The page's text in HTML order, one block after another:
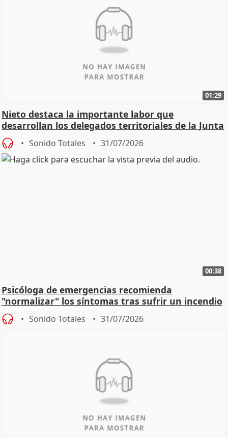
01:29
Nieto destaca la importante labor que
desarrollan los delegados territoriales de la Junta
Sonido Totales 31/07/2026
00:38
Psicóloga de emergencias recomienda
"normalizar" los síntomas tras sufrir un incendio
Sonido Totales 31/07/2026